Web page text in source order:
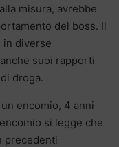
misura, avrebbe
del boss. Il
in diverse
suoi rapporti
droga.
encomio, 4 anni
si legge che
precedenti